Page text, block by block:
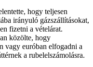
hogy teljesen
irányuló gázszállításokat,
fizetni a vételárat.
közölte, hogy
vagy euróban elfogadni a
a rubelelszámolásra.